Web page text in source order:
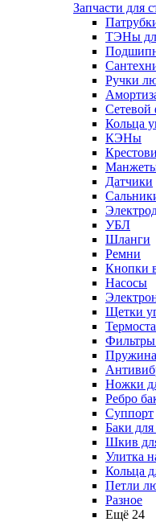
Запчасти для
ТЭНы
Ручки
Сетевой
Кольца
КЭНы
Датчики
УБЛ
Шланги
Ремни
Кнопки
Насосы
Щетки
Пружина
Ножки
Ребро
Суппорт
Баки
Шкив
Улитка
Кольца
Петли
Разное
Ещё 24